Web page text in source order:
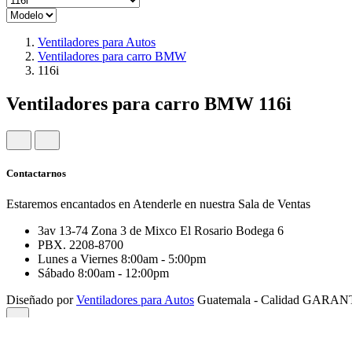
Ventiladores para Autos
Ventiladores para carro BMW
116i
Ventiladores para carro BMW 116i
Contactarnos
Estaremos encantados en Atenderle en nuestra Sala de Ventas
3av 13-74 Zona 3 de Mixco El Rosario Bodega 6
PBX. 2208-8700
Lunes a Viernes 8:00am - 5:00pm
Sábado 8:00am - 12:00pm
Diseñado porVentiladores para Autos Guatemala - Calidad